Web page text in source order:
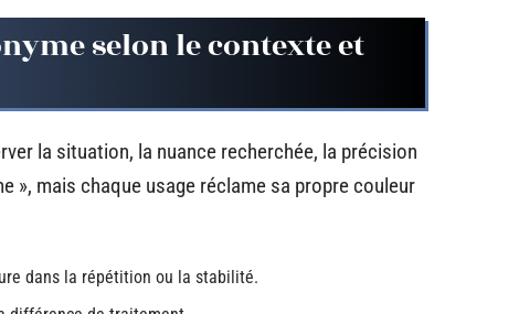
selon le contexte et
la situation, la nuance recherchée, la précision
», mais chaque usage réclame sa propre couleur
dans la répétition ou la stabilité.